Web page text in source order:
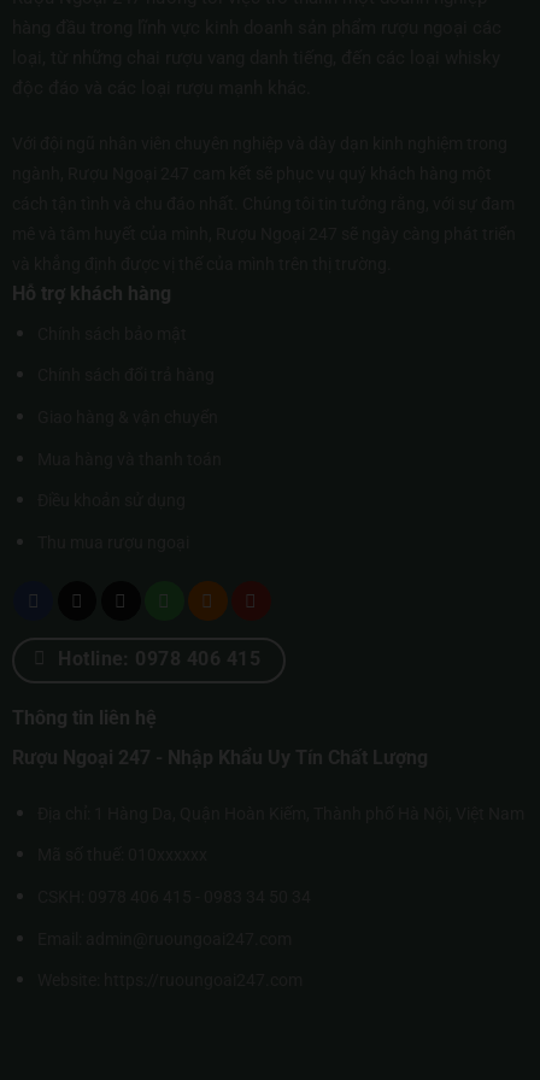
Hỗ trợ khách hàng
Hotline: 0978 406 415
Thông tin liên hệ
Rượu Ngoại 247 - Nhập Khẩu Uy Tín Chất Lượng